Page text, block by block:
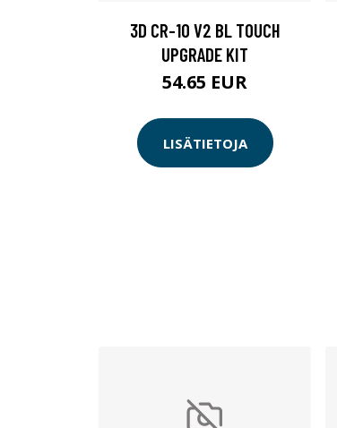
3D CR-10 V2 BL TOUCH
UPGRADE KIT
54.65 EUR
LISÄTIETOJA